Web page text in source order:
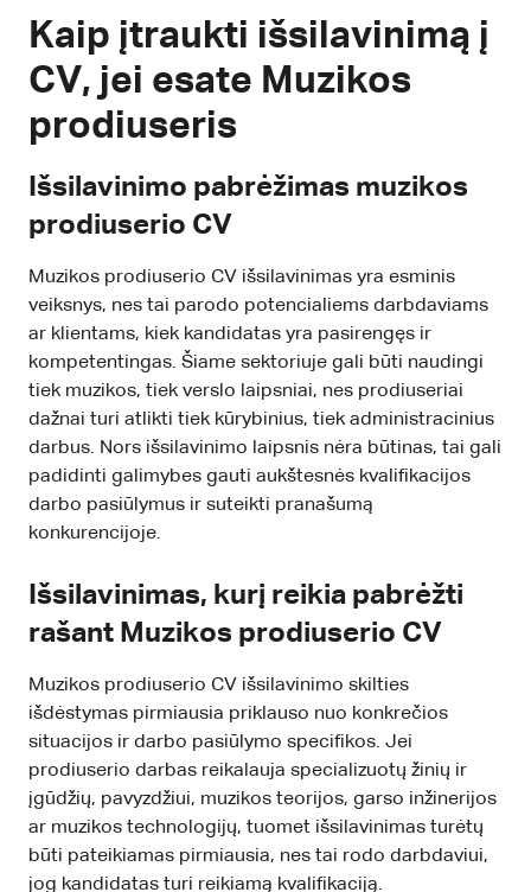
Kaip įtraukti išsilavinimą į
CV, jei esate Muzikos
prodiuseris
Išsilavinimo pabrėžimas muzikos
prodiuserio CV
Muzikos prodiuserio CV išsilavinimas yra esminis
veiksnys, nes tai parodo potencialiems darbdaviams
ar klientams, kiek kandidatas yra pasirengęs ir
kompetentingas. Šiame sektoriuje gali būti naudingi
tiek muzikos, tiek verslo laipsniai, nes prodiuseriai
dažnai turi atlikti tiek kūrybinius, tiek administracinius
darbus. Nors išsilavinimo laipsnis nėra būtinas, tai gali
padidinti galimybes gauti aukštesnės kvalifikacijos
darbo pasiūlymus ir suteikti pranašumą
konkurencijoje.
Išsilavinimas, kurį reikia pabrėžti
rašant Muzikos prodiuserio CV
Muzikos prodiuserio CV išsilavinimo skilties
išdėstymas pirmiausia priklauso nuo konkrečios
situacijos ir darbo pasiūlymo specifikos. Jei
prodiuserio darbas reikalauja specializuotų žinių ir
įgūdžių, pavyzdžiui, muzikos teorijos, garso inžinerijos
ar muzikos technologijų, tuomet išsilavinimas turėtų
būti pateikiamas pirmiausia, nes tai rodo darbdaviui,
jog kandidatas turi reikiamą kvalifikaciją.